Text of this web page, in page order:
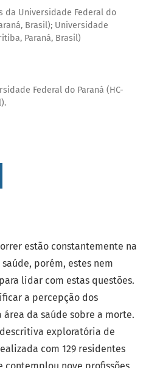
da Universidade Federal do
Brasil); Universidade
Paraná, Brasil)
Federal do Paraná (HC-
estão constantemente na
porém, estes nem
lidar com estas questões.
a percepção dos
da saúde sobre a morte.
exploratória de
com 129 residentes